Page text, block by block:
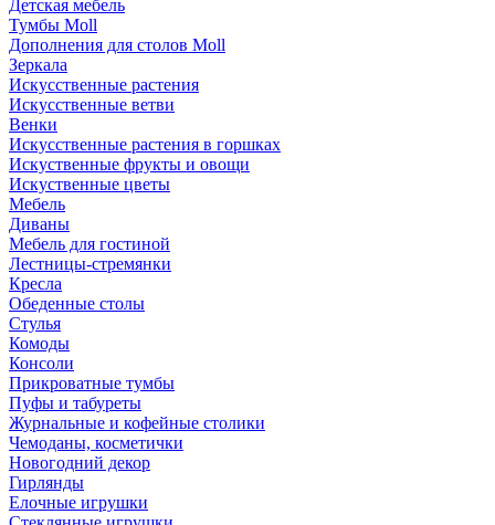
Детская мебель
Тумбы Moll
Дополнения для столов Moll
Зеркала
Искусственные растения
Искусственные ветви
Венки
Искусственные растения в горшках
Искуственные фрукты и овощи
Искуственные цветы
Мебель
Диваны
Мебель для гостиной
Лестницы-стремянки
Кресла
Обеденные столы
Стулья
Комоды
Консоли
Прикроватные тумбы
Пуфы и табуреты
Журнальные и кофейные столики
Чемоданы, косметички
Новогодний декор
Гирлянды
Елочные игрушки